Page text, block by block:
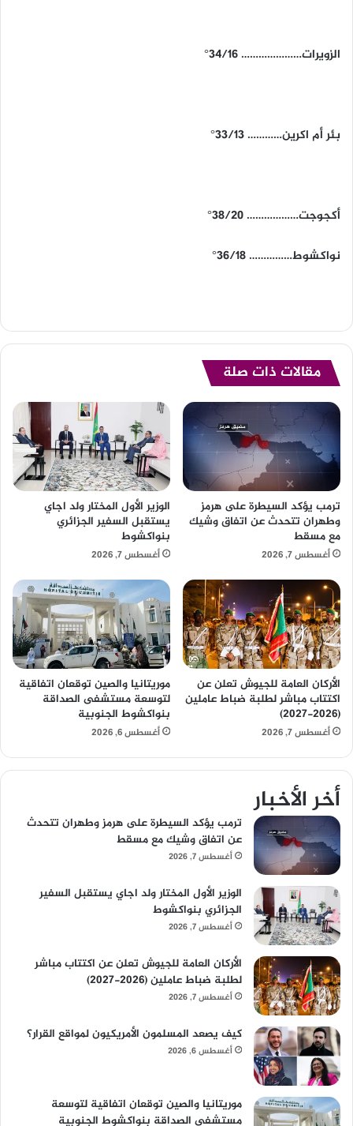
الزويرات………………… 34/16°
بئر أم اكرين………… 33/13°
أكجوجت……………… 38/20°
نواكشوط…………… 36/18°
مقالات ذات صلة
ترمب يؤكد السيطرة على هرمز
وطهران تتحدث عن اتفاق وشيك
مع مسقط
أغسطس 7, 2026
الوزير الأول المختار ولد اجاي
يستقبل السفير الجزائري
بنواكشوط
أغسطس 7, 2026
الأركان العامة للجيوش تعلن عن
اكتتاب مباشر لطلبة ضباط عاملين
(2026-2027)
أغسطس 7, 2026
موريتانيا والصين توقعان اتفاقية
لتوسعة مستشفى الصداقة
بنواكشوط الجنوبية
أغسطس 6, 2026
أخر الأخبار
ترمب يؤكد السيطرة على هرمز وطهران تتحدث
عن اتفاق وشيك مع مسقط
أغسطس 7, 2026
الوزير الأول المختار ولد اجاي يستقبل السفير
الجزائري بنواكشوط
أغسطس 7, 2026
الأركان العامة للجيوش تعلن عن اكتتاب مباشر
لطلبة ضباط عاملين (2026-2027)
أغسطس 7, 2026
كيف يصعد المسلمون الأمريكيون لمواقع القرار؟
أغسطس 6, 2026
موريتانيا والصين توقعان اتفاقية لتوسعة
مستشفى الصداقة بنواكشوط الجنوبية